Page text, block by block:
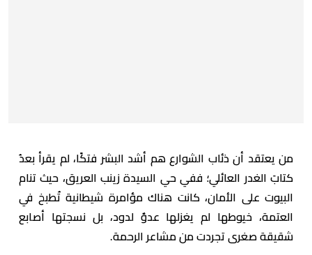
من يعتقد أن ذئاب الشوارع هم أشد البشر فتكًا، لم يقرأ بعدُ
كتابَ الغدر العائلي؛ ففي حي السيدة زينب العريق، حيث تنام
البيوت على الأمان، كانت هناك مؤامرة شيطانية تُطبخ في
العتمة، خيوطها لم يغزلها عدوٌ لدود، بل نسجتها أصابع
شقيقة صغرى تجردت من مشاعر الرحمة.